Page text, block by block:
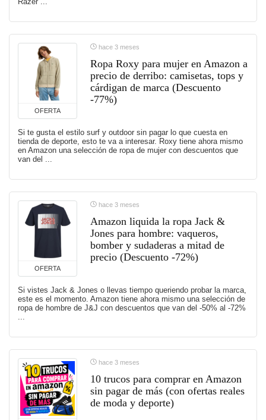
OFERTA
hace 3 meses
Ropa Roxy para mujer en Amazon a
precio de derribo: camisetas, tops y
cárdigan de marca (Descuento
-77%)
Si te gusta el estilo surf y outdoor sin pagar lo que cuesta en
tienda de deporte, esto te va a interesar. Roxy tiene ahora mismo
en Amazon una selección de ropa de mujer con descuentos que
van del ...
OFERTA
hace 3 meses
Amazon liquida la ropa Jack &
Jones para hombre: vaqueros,
bomber y sudaderas a mitad de
precio (Descuento -72%)
Si vistes Jack & Jones o llevas tiempo queriendo probar la marca,
este es el momento. Amazon tiene ahora mismo una selección de
ropa de hombre de J&J con descuentos que van del -50% al -72%
hace 3 meses
10 trucos para comprar en Amazon
sin pagar de más (con ofertas reales
de moda y deporte)